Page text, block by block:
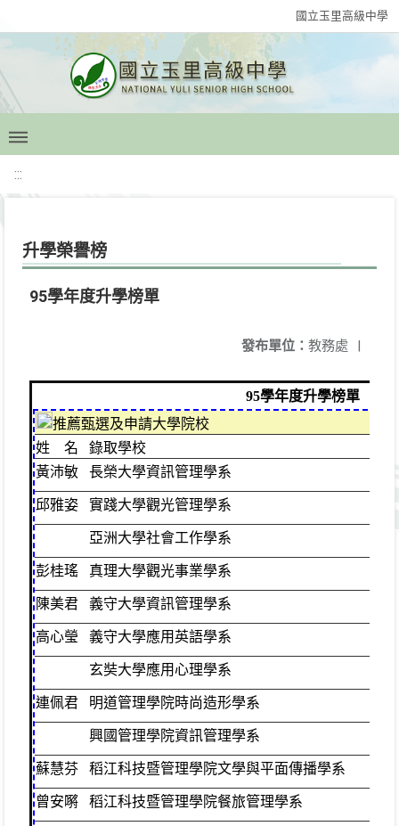
國立玉里高級中學
:::
升學榮譽榜
95學年度升學榜單
發布單位： 教務處 |
95學年度升學榜單
推薦甄選及申請大學院校
姓 名
錄取學校
黃沛敏
長榮大學資訊管理學系
邱雅姿 實踐大學觀光管理學系
亞洲大學社會工作學系
彭桂瑤 真理大學觀光事業學系
陳美君 義守大學資訊管理學系
高心瑩 義守大學應用英語學系
玄奘大學應用心理學系
連佩君 明道管理學院時尚造形學系
興國管理學院資訊管理學系
蘇慧芬 稻江科技暨管理學院文學與平面傳播學系
曾安𡁷 稻江科技暨管理學院餐旅管理學系